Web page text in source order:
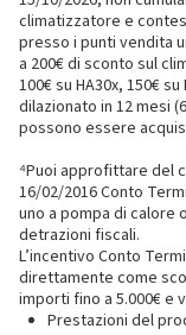
climatizzatore e
presso i punti vendita
a 200€ di sconto sul
100€ su HA30x, 150€
dilazionato in 12 mesi
possono essere
⁴Puoi approfittare del
16/02/2016 Conto
uno a pompa di calore
detrazioni fiscali.
L’incentivo Conto
direttamente come
importi fino a 5.000€ e
Prestazioni del